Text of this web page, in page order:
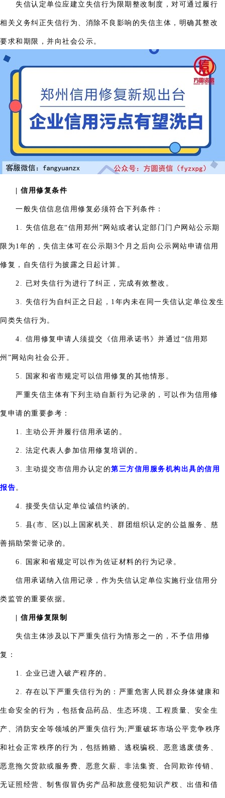
失信认定单位应建立失信行为限期整改制度，对可通过履行
相关义务纠正失信行为、消除不良影响的失信主体，明确其整改
要求和期限，并向社会公示。
| 信用修复条件
一般失信信息信用修复必须符合下列条件：
1. 失信信息在“信用郑州”网站或者认定部门门户网站公示期
限为1年的，失信主体可在公示期3个月之后向公示网站申请信用
修复，自失信行为披露之日起计算。
2. 已对失信行为进行了纠正，完成有效整改。
3. 失信行为自纠正之日起，1年内未在同一失信认定单位发生
同类失信行为。
4. 信用修复申请人须提交《信用承诺书》并通过“信用郑
州”网站向社会公开。
5. 国家和省市规定可以信用修复的其他情形。
严重失信主体有下列主动自新行为记录的，可以作为信用修
复申请的重要参考：
1. 主动公开并履行信用承诺的。
2. 法定代表人参加信用修复培训的。
3. 主动提交市信用办认定的第三方信用服务机构出具的信用
报告。
4. 接受失信认定单位诚信约谈的。
5. 县(市、区)以上国家机关、群团组织认定的公益服务、慈
善捐助荣誉记录的。
6. 国家和省规定可以作为佐证材料的行为记录。
信用承诺纳入信用记录，作为失信认定单位实施行业信用分
类监管的重要依据。
| 信用修复限制
失信主体涉及以下严重失信行为情形之一的，不予信用修
复：
1. 企业已进入破产程序的。
2. 存在以下严重失信行为的：严重危害人民群众身体健康和
生命安全的行为，包括食品药品、生态环境、工程质量、安全生
产、消防安全等领域的严重失信行为;严重破坏市场公平竞争秩序
和社会正常秩序的行为，包括贿赂、逃税骗税、恶意逃废债务、
恶意拖欠货款或服务费、恶意欠薪、非法集资、合同欺诈传销、
无证照经营、制售假冒伪劣产品和故意侵犯知识产杈、出借和借